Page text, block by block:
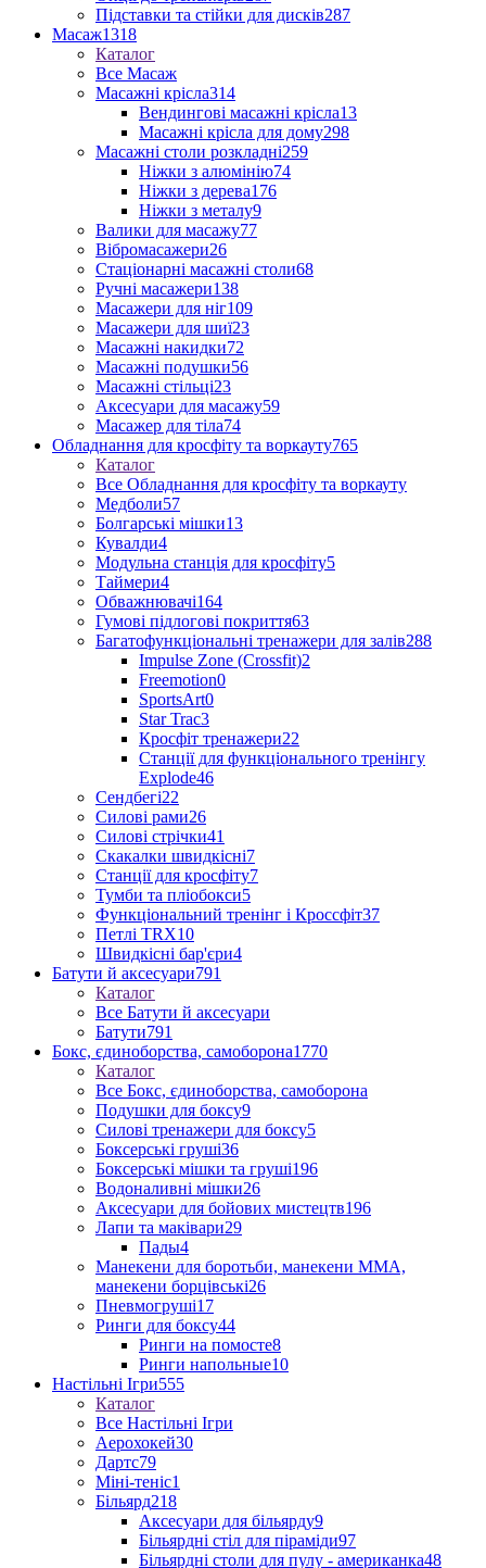
Підставки та стійки для дисків287
Масаж1318
Каталог
Все Масаж
Масажні крісла314
Вендингові масажні крісла13
Масажні крісла для дому298
Масажні столи розкладні259
Ніжки з алюмінію74
Ніжки з дерева176
Ніжки з металу9
Валики для масажу77
Вібромасажери26
Стаціонарні масажні столи68
Ручні масажери138
Масажери для ніг109
Масажери для шиї23
Масажні накидки72
Масажні подушки56
Масажні стільці23
Аксесуари для масажу59
Масажер для тіла74
Обладнання для кросфіту та воркауту765
Каталог
Все Обладнання для кросфіту та воркауту
Медболи57
Болгарські мішки13
Кувалди4
Модульна станція для кросфіту5
Таймери4
Обважнювачі164
Гумові підлогові покриття63
Багатофункціональні тренажери для залів288
Impulse Zone (Crossfit)2
Freemotion0
SportsArt0
Star Trac3
Кросфіт тренажери22
Станції для функціонального тренінгу
Explode46
Сендбегі22
Силові рами26
Силові стрічки41
Скакалки швидкісні7
Станції для кросфіту7
Тумби та пліобокси5
Функціональний тренінг і Кроссфіт37
Петлі TRX10
Швидкісні бар'єри4
Батути й аксесуари791
Каталог
Все Батути й аксесуари
Батути791
Бокс, єдиноборства, самоборона1770
Каталог
Все Бокс, єдиноборства, самоборона
Подушки для боксу9
Силові тренажери для боксу5
Боксерські груші36
Боксерські мішки та груші196
Водоналивні мішки26
Аксесуари для бойових мистецтв196
Лапи та маківари29
Пады4
Манекени для боротьби, манекени ММА,
манекени борцівські26
Пневмогруші17
Ринги для боксу44
Ринги на помосте8
Ринги напольные10
Настільні Ігри555
Каталог
Все Настільні Ігри
Аерохокей30
Дартс79
Міні-теніс1
Більярд218
Аксесуари для більярду9
Більярдні стіл для піраміди97
Більярдні столи для пулу - американка48